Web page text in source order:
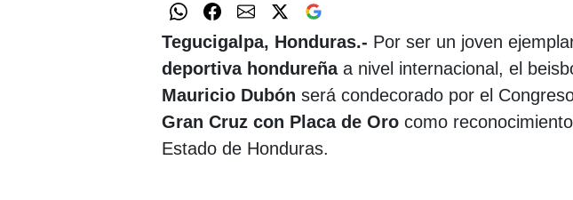
Tegucigalpa, Honduras.- Por ser un joven
deportiva hondureñaa nivel internacional, el
Mauricio Dubón será condecorado por el
Gran Cruz con Placa de Oro como
Estado de Honduras.